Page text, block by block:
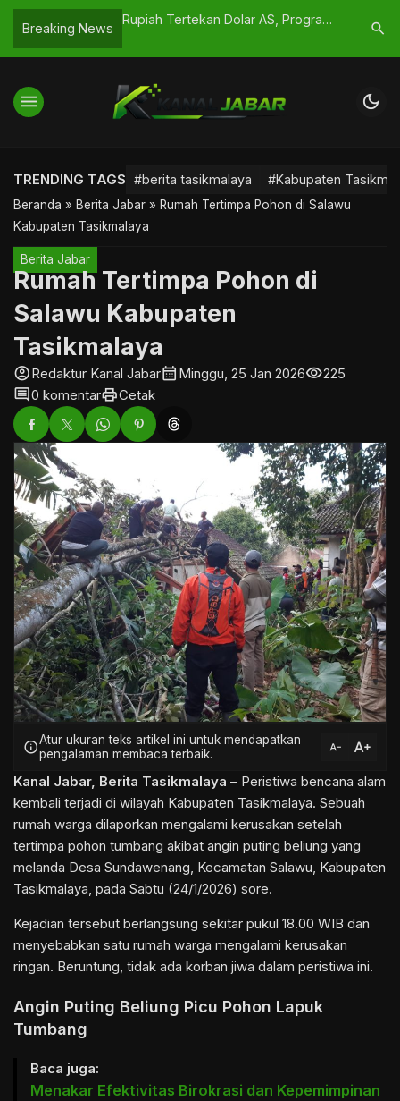
Breaking News
Dolar AS, Program
Ekonomi
Kota Tasikmalaya: Keluhan ASN
search
menu dark_mode
TRENDING TAGS #berita tasikmalaya #Kabupaten
Beranda » Berita Jabar » Rumah Tertimpa Pohon di Salawu
Kabupaten Tasikmalaya
Berita Jabar
Rumah Tertimpa Pohon di
Salawu Kabupaten
Tasikmalaya
account_circleRedaktur Kanal Jabarcalendar_month Minggu, 25 Jan 2026visibility225
comment0 komentarprintCetak
infoAtur ukuran teks artikel ini untuk mendapatkan
pengalaman membaca terbaik.
text_decrease text_increase
Kanal Jabar, Berita Tasikmalaya – Peristiwa bencana alam
kembali terjadi di wilayah Kabupaten Tasikmalaya. Sebuah
rumah warga dilaporkan mengalami kerusakan setelah
tertimpa pohon tumbang akibat angin puting beliung yang
melanda Desa Sundawenang, Kecamatan Salawu, Kabupaten
Tasikmalaya, pada Sabtu (24/1/2026) sore.
Kejadian tersebut berlangsung sekitar pukul 18.00 WIB dan
menyebabkan satu rumah warga mengalami kerusakan
ringan. Beruntung, tidak ada korban jiwa dalam peristiwa ini.
Angin Puting Beliung Picu Pohon Lapuk
Tumbang
Baca juga:
Menakar Efektivitas Birokrasi dan Kepemimpinan